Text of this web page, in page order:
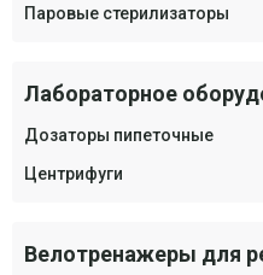
Паровые стерилизаторы
Лабораторное
Дозаторы пипеточные
Центрифуги
Велотренажеры для